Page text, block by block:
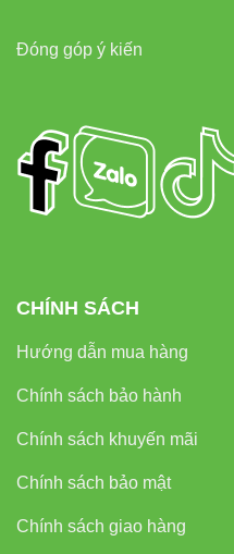
Đóng góp ý kiến
CHÍNH SÁCH
Hướng dẫn mua hàng
Chính sách bảo hành
Chính sách khuyến mãi
Chính sách bảo mật
Chính sách giao hàng